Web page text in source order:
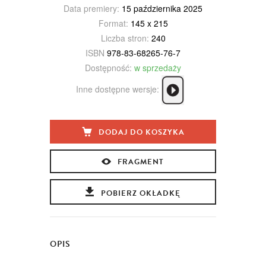
Data premiery: 15 października 2025
Format: 145 x 215
Liczba stron: 240
ISBN 978-83-68265-76-7
Dostępność: w sprzedaży
Inne dostępne wersje:
DODAJ DO KOSZYKA
FRAGMENT
POBIERZ OKŁADKĘ
OPIS